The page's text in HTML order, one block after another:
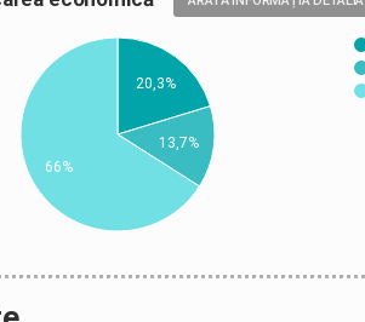
20,3%
13,7%
66%